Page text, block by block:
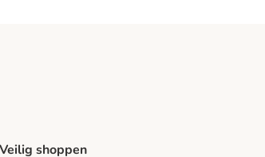
Veilig shoppen